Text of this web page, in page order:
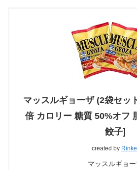
マッスルギョーザ (2袋セッ
倍 カロリー 糖質 50%オフ
餃子]
created by
マッスルギョ